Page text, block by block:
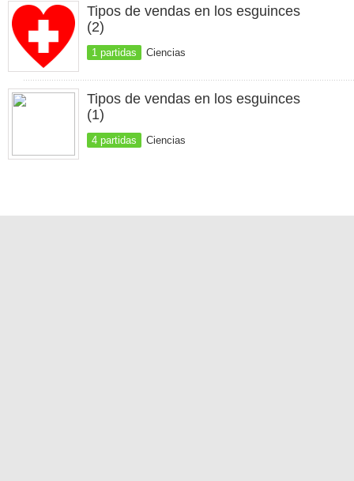
Tipos de vendas en los esguinces
(2)
1 partidas Ciencias
Tipos de vendas en los esguinces
(1)
4 partidas Ciencias